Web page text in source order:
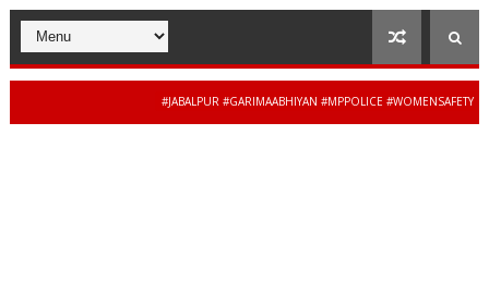
#JABALPUR #GARIMAABHIYAN #MPPOLICE #WOMENSAFETY